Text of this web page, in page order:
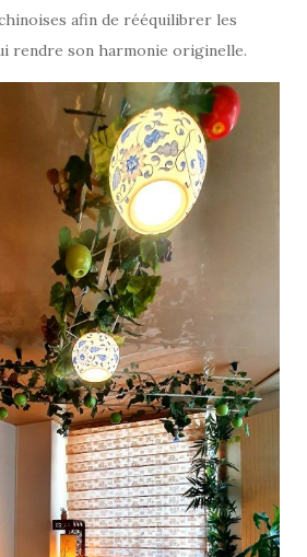
afin de rééquilibrer les
rendre son harmonie originelle.